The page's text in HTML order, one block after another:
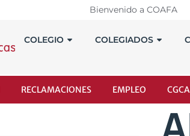
Bienvenido a COAFA
COLEGIO COLEGIADOS
RECLAMACIONES EMPLEO